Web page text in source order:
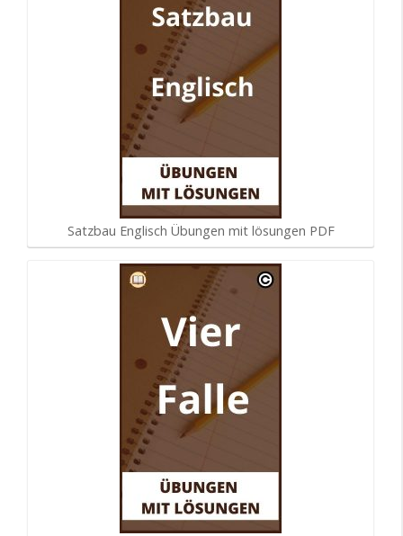
Satzbau Englisch Übungen mit lösungen PDF